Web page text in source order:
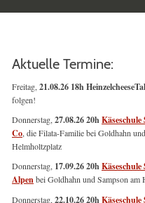
Aktuelle Termine:
Freitag, 21.08.26 18h
folgen!
Donnerstag, 27.08.26 20h
Co , die Filata-Familie bei Goldhahn
Helmholtzplatz
Donnerstag, 17.09.26 20hKäseschule
Alpenbei Goldhahn und Sampson am
Donnerstag, 22.10.26 20hKäseschule